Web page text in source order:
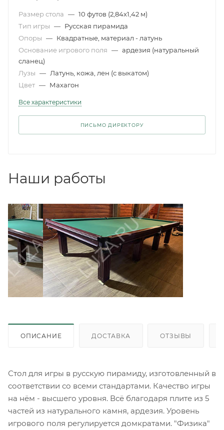
Размер стола — 10 футов (2,84x1,42 м)
Тип игры — Русская пирамида
Опоры — Квадратные, материал - латунь
Основание игрового поля — ардезия (натуральный
сланец)
Лузы — Латунь, кожа, лен (с выкатом)
Цвет — Махагон
Все характеристики
ПИСЬМО ДИРЕКТОРУ
Наши работы
ОПИСАНИЕ ДОСТАВКА ОТЗЫВЫ
Стол для игры в русскую пирамиду, изготовленный в
соответствии со всеми стандартами. Качество игры
на нём - высшего уровня. Всё благодаря плите из 5
частей из натурального камня, ардезия. Уровень
игрового поля регулируется домкратами. "Физика"